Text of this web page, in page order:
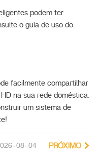
podem ter
o guia de uso do
facilmente compartilhar
na sua rede doméstica.
um sistema de
08-04 PRÓXIMO